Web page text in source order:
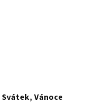
Svátek, Vánoce